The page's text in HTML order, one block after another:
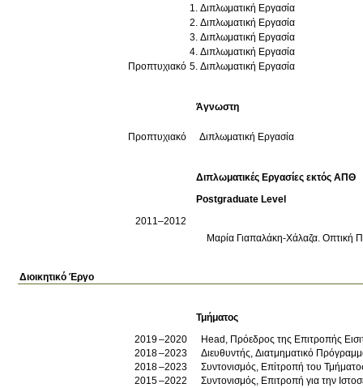
Προπτυχιακό
Διπλωματική Εργασία
Διπλωματική Εργασία
Διπλωματική Εργασία
Διπλωματική Εργασία
Διπλωματική Εργασία
Άγνωστη
Προπτυχιακό Διπλωματική Εργασία
Διπλωματικές Εργασίες εκτός ΑΠΘ
Postgraduate Level
2011–2012
Μαρία Γιαπαλάκη-Χάλαζα. Οπτική
Διοικητικό Έργο
Τμήματος
2019
2020
Head, Πρόεδρος της Επιτροπής
2018
2023
Διευθυντής, Διατμηματικό
2018
2023
Συντονισμός, Επίτροπή του
2015
2022
Συντονισμός, Επιτροπή για την